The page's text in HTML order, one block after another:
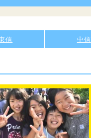
信 中信